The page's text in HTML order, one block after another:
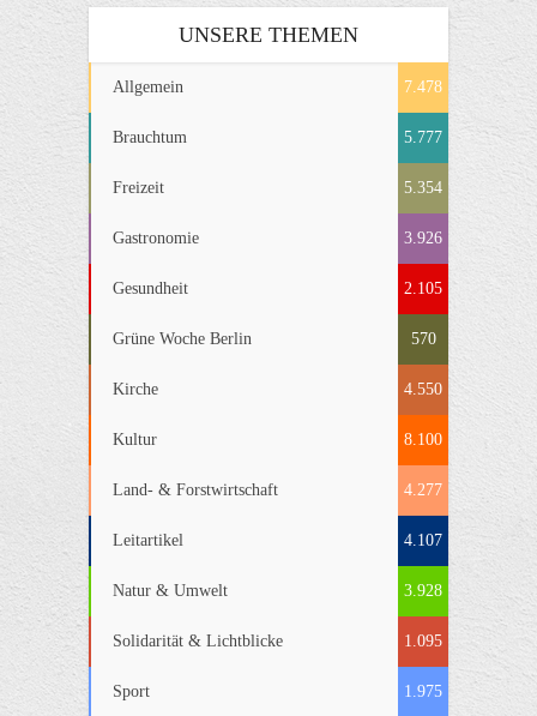
UNSERE THEMEN
Allgemein 7.478
Brauchtum 5.777
Freizeit 5.354
Gastronomie 3.926
Gesundheit 2.105
Grüne Woche Berlin 570
Kirche 4.550
Kultur 8.100
Land- & Forstwirtschaft 4.277
Leitartikel 4.107
Natur & Umwelt 3.928
Solidarität & Lichtblicke 1.095
Sport 1.975